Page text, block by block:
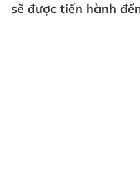
sẽ được tiến hành